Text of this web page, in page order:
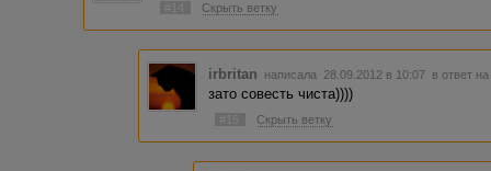
Скрыть ветку
irbritan написала 28.09.2012 в 10:07 в ответ
зато совесть чиста))))
Скрыть ветку